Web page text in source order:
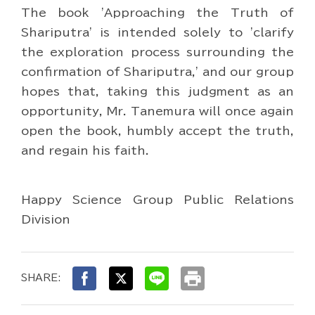
The book 'Approaching the Truth of
Shariputra' is intended solely to 'clarify
the exploration process surrounding the
confirmation of Shariputra,' and our group
hopes that, taking this judgment as an
opportunity, Mr. Tanemura will once again
open the book, humbly accept the truth,
and regain his faith.
Happy Science Group Public Relations
Division
SHARE: print